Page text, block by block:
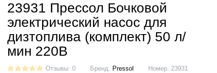
23931 Прессол Бочковой
электрический насос для
дизтоплива (комплект) 50 л/
мин 220В
Отзывы: 0 Бренд: Pressol Номер: 23931